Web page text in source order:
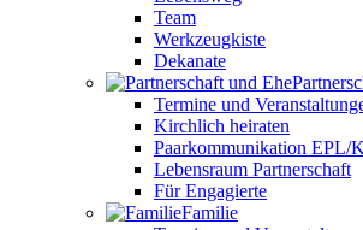
Team
Werkzeugkiste
Dekanate
Termine und
Kirchlich heiraten
Paarkommunikation EPL/
Lebensraum Partnerschaft
Für Engagierte
Familie